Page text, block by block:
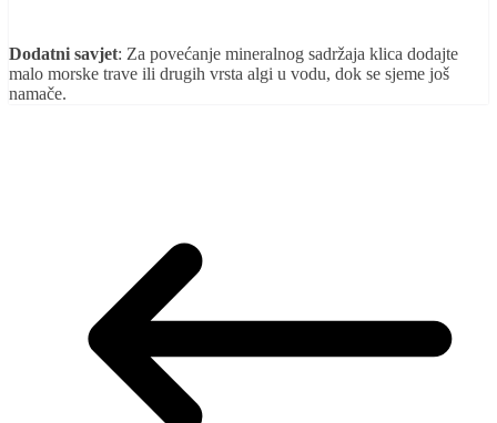
Dodatni savjet: Za povećanje mineralnog sadržaja klica dodajte
malo morske trave ili drugih vrsta algi u vodu, dok se sjeme još
namače.